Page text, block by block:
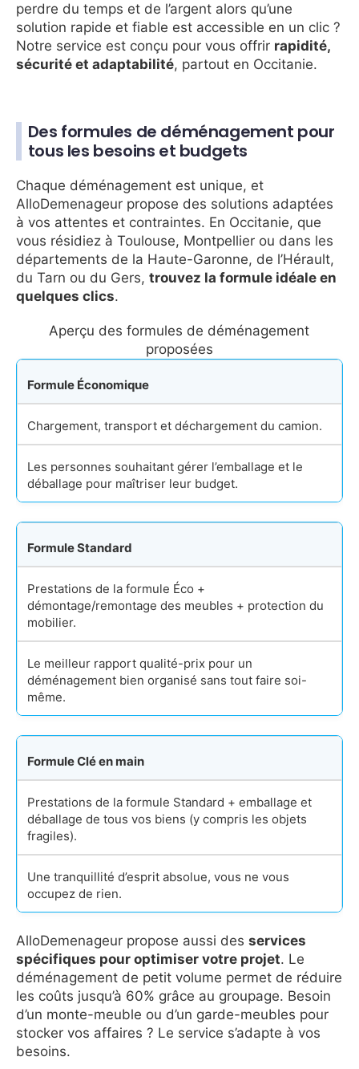
perdre du temps et de l’argent alors qu’une
solution rapide et fiable est accessible en un clic ?
Notre service est conçu pour vous offrir rapidité,
sécurité et adaptabilité, partout en Occitanie.
Des formules de déménagement pour
tous les besoins et budgets
Chaque déménagement est unique, et
AlloDemenageur propose des solutions adaptées
à vos attentes et contraintes. En Occitanie, que
vous résidiez à Toulouse, Montpellier ou dans les
départements de la Haute-Garonne, de l’Hérault,
du Tarn ou du Gers, trouvez la formule idéale en
quelques clics.
Aperçu des formules de déménagement
proposées
Formule Économique
Chargement, transport et déchargement du camion.
Les personnes souhaitant gérer l’emballage et le
déballage pour maîtriser leur budget.
Formule Standard
Prestations de la formule Éco +
démontage/remontage des meubles + protection du
mobilier.
Le meilleur rapport qualité-prix pour un
déménagement bien organisé sans tout faire soi-
même.
Formule Clé en main
Prestations de la formule Standard + emballage et
déballage de tous vos biens (y compris les objets
fragiles).
Une tranquillité d’esprit absolue, vous ne vous
occupez de rien.
AlloDemenageur propose aussi des services
spécifiques pour optimiser votre projet. Le
déménagement de petit volume permet de réduire
les coûts jusqu’à 60% grâce au groupage. Besoin
d’un monte-meuble ou d’un garde-meubles pour
stocker vos affaires ? Le service s’adapte à vos
besoins.